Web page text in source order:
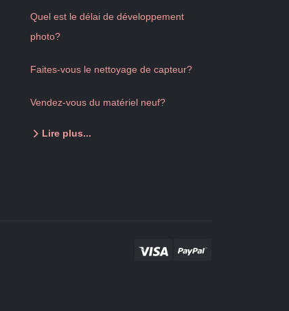
Quel est le délai de développement
photo?
Faites-vous le nettoyage de capteur?
Vendez-vous du matériel neuf?
Lire plus...